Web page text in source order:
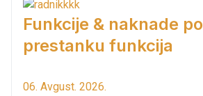
Funkcije & naknade po
prestanku funkcija
06. Avgust. 2026.